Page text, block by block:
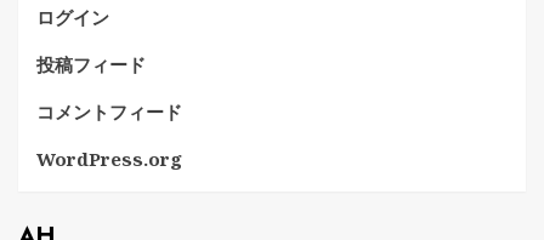
ログイン
投稿フィード
コメントフィード
WordPress.org